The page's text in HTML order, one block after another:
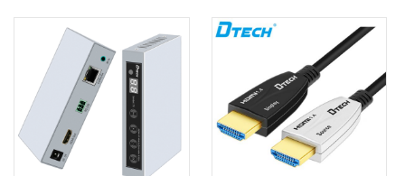
المؤتمرات ، وأنظمة العرض في
الفصول الدراسية ، والإشارات الرقمية
، وحيثما توجد شاشة عرض فيديو عالية
الدقة.
المؤتمرات ، وأنظمة العرض في
الفصول الدراسية ، والإشارات الرقمية
، وحيثما توجد شاشة عرض فيديو عالية